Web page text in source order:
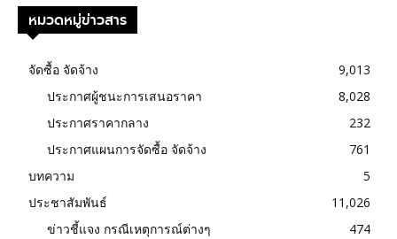
หมวดหมู่ข่าวสาร
จัดซื้อ จัดจ้าง
9,013
ประกาศผู้ชนะการเสนอราคา
8,028
ประกาศราคากลาง
232
ประกาศแผนการจัดซื้อ จัดจ้าง
761
บทความ
5
ประชาสัมพันธ์
11,026
ข่าวชี้แจง กรณีเหตุการณ์ต่างๆ
474